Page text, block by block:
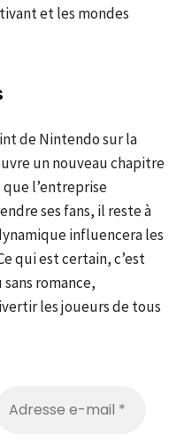
et les mondes
de Nintendo sur la
un nouveau chapitre
que l’entreprise
ses fans, il reste à
influencera les
qui est certain, c’est
romance,
les joueurs de tous